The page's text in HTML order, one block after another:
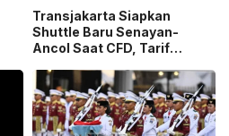
Transjakarta Siapkan
Shuttle Baru Senayan-
Ancol Saat CFD, Tarif